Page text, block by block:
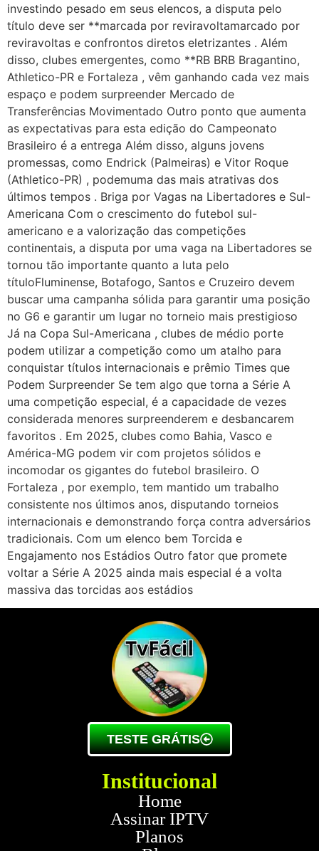
investindo pesado em seus elencos, a disputa pelo
título deve ser **marcada por reviravoltamarcado por
reviravoltas e confrontos diretos eletrizantes . Além
disso, clubes emergentes, como **RB BRB Bragantino,
Athletico-PR e Fortaleza , vêm ganhando cada vez mais
espaço e podem surpreender Mercado de
Transferências Movimentado Outro ponto que aumenta
as expectativas para esta edição do Campeonato
Brasileiro é a entrega Além disso, alguns jovens
promessas, como Endrick (Palmeiras) e Vitor Roque
(Athletico-PR) , podemuma das mais atrativas dos
últimos tempos . Briga por Vagas na Libertadores e Sul-
Americana Com o crescimento do futebol sul-
americano e a valorização das competições
continentais, a disputa por uma vaga na Libertadores se
tornou tão importante quanto a luta pelo
títuloFluminense, Botafogo, Santos e Cruzeiro devem
buscar uma campanha sólida para garantir uma posição
no G6 e garantir um lugar no torneio mais prestigioso
Já na Copa Sul-Americana , clubes de médio porte
podem utilizar a competição como um atalho para
conquistar títulos internacionais e prêmio Times que
Podem Surpreender Se tem algo que torna a Série A
uma competição especial, é a capacidade de vezes
considerada menores surpreenderem e desbancarem
favoritos . Em 2025, clubes como Bahia, Vasco e
América-MG podem vir com projetos sólidos e
incomodar os gigantes do futebol brasileiro. O
Fortaleza , por exemplo, tem mantido um trabalho
consistente nos últimos anos, disputando torneios
internacionais e demonstrando força contra adversários
tradicionais. Com um elenco bem Torcida e
Engajamento nos Estádios Outro fator que promete
voltar a Série A 2025 ainda mais especial é a volta
massiva das torcidas aos estádios
TESTE GRÁTIS
Institucional
Home
Assinar IPTV
Planos